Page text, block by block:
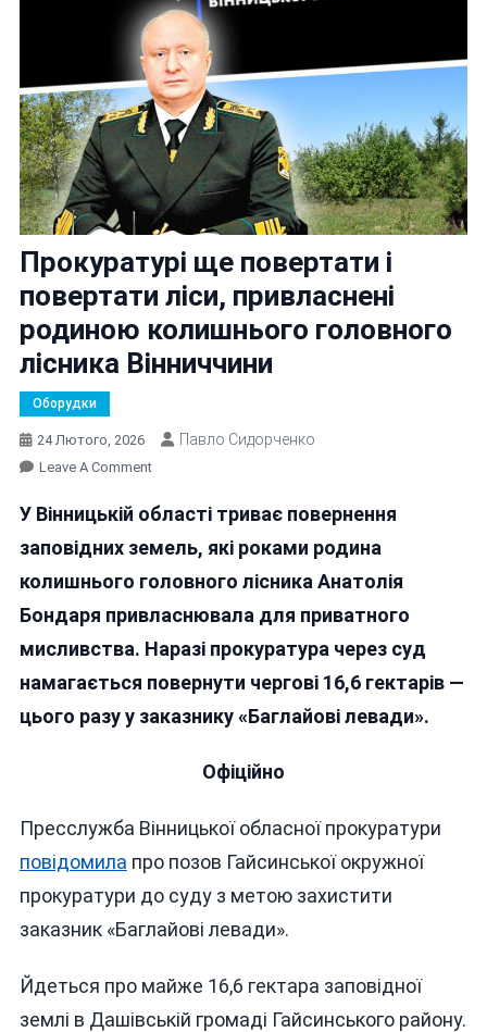
Прокуратурі ще повертати і
повертати ліси, привласнені
родиною колишнього головного
лісника Вінниччини
Оборудки
24 Лютого, 2026 Павло Сидорченко
Leave A CommentOn
Ще
Повертати
Повертати
Ліси,
Привласнені
Родиною
Колишнього
Головного
Вінниччини
У Вінницькій області триває повернення
заповідних земель, які роками родина
колишнього головного лісника Анатолія
Бондаря привласнювала для приватного
мисливства. Наразі прокуратура через суд
намагається повернути чергові 16,6 гектарів —
цього разу у заказнику «Баглайові левади».
Офіційно
Пресслужба Вінницької обласної прокуратури
повідомила про позов Гайсинської окружної
прокуратури до суду з метою захистити
заказник «Баглайові левади».
Йдеться про майже 16,6 гектара заповідної
землі в Дашівській громаді Гайсинського району.